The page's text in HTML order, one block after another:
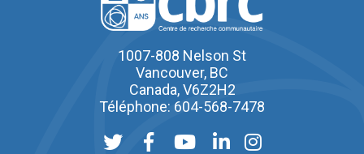
1007-808 Nelson St
Vancouver, BC
Canada, V6Z2H2
Téléphone: 604-568-7478